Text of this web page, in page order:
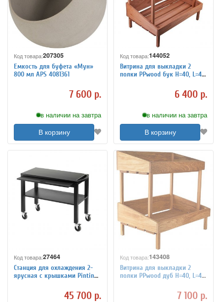
Код товара:207305
Емкость для буфета «Мун»
800 мл APS 4081361
7 600 р.
в наличии на завтра
В корзину
Код товара:144052
Витрина для выкладки 2
полки PPwood бук H=40, L=45,
6 400 р.
в наличии на завтра
В корзину
Код товара:27464
Станция для охлаждения 2-
ярусная с крышками Pintinox
45 700 р.
Код товара:143408
Витрина для выкладки 2
полки PPwood дуб H=40, L=45,
7 100 р.